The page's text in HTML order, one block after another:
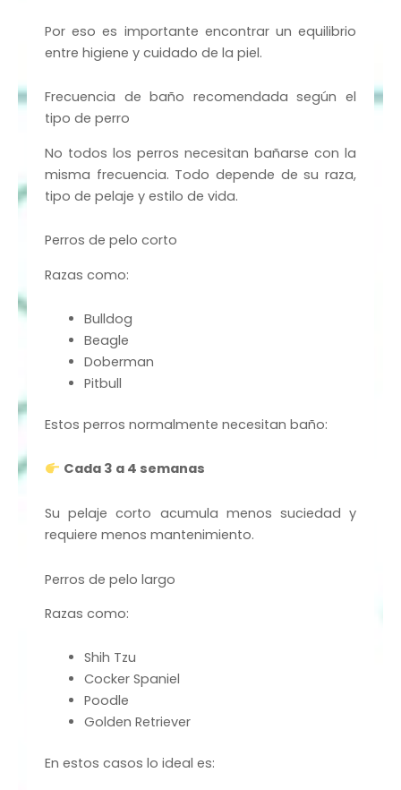
Por eso es importante encontrar un equilibrio
entre higiene y cuidado de la piel.
Frecuencia de baño recomendada según el
tipo de perro
No todos los perros necesitan bañarse con la
misma frecuencia. Todo depende de su raza,
tipo de pelaje y estilo de vida.
Perros de pelo corto
Razas como:
Bulldog
Beagle
Doberman
Pitbull
Estos perros normalmente necesitan baño:
Cada 3 a 4 semanas
Su pelaje corto acumula menos suciedad y
requiere menos mantenimiento.
Perros de pelo largo
Razas como:
Shih Tzu
Cocker Spaniel
Poodle
Golden Retriever
En estos casos lo ideal es: